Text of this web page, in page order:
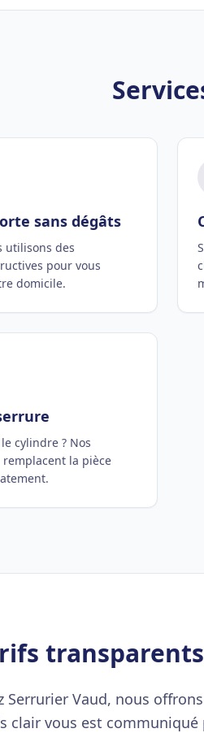
sans dégâts
utilisons des
pour vous
domicile.
cylindre ? Nos
la pièce
Serrurier Vaud, nous
clair vous est